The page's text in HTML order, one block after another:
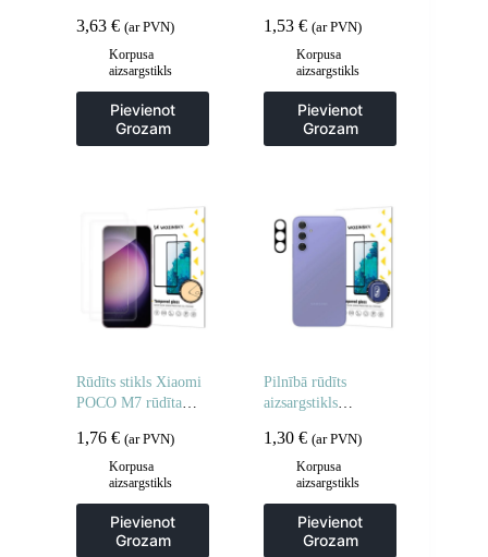
Glue – 2 gab.
3,63 € (ar PVN)
Korpusa
aizsargstikls
Pievienot
Grozam
– 2 gab.
1,53€ (ar PVN)
Korpusa
aizsargstikls
Pievienot
Grozam
Rūdīts stikls Xiaomi
POCO M7 rūdīta
2 gab.
1,76 € (ar PVN)
Korpusa
aizsargstikls
Pievienot
Grozam
Pilnībā rūdīts
aizsargstikls
Edge pilnai kamerai
1,30€ (ar PVN)
Korpusa
aizsargstikls
Pievienot
Grozam